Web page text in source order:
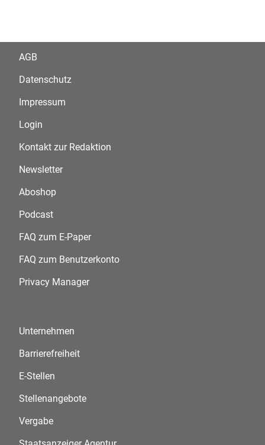
AGB
Datenschutz
Impressum
Login
Kontakt zur Redaktion
Newsletter
Aboshop
Podcast
FAQ zum E-Paper
FAQ zum Benutzerkonto
Privacy Manager
Unternehmen
Barrierefreiheit
E-Stellen
Stellenangebote
Vergabe